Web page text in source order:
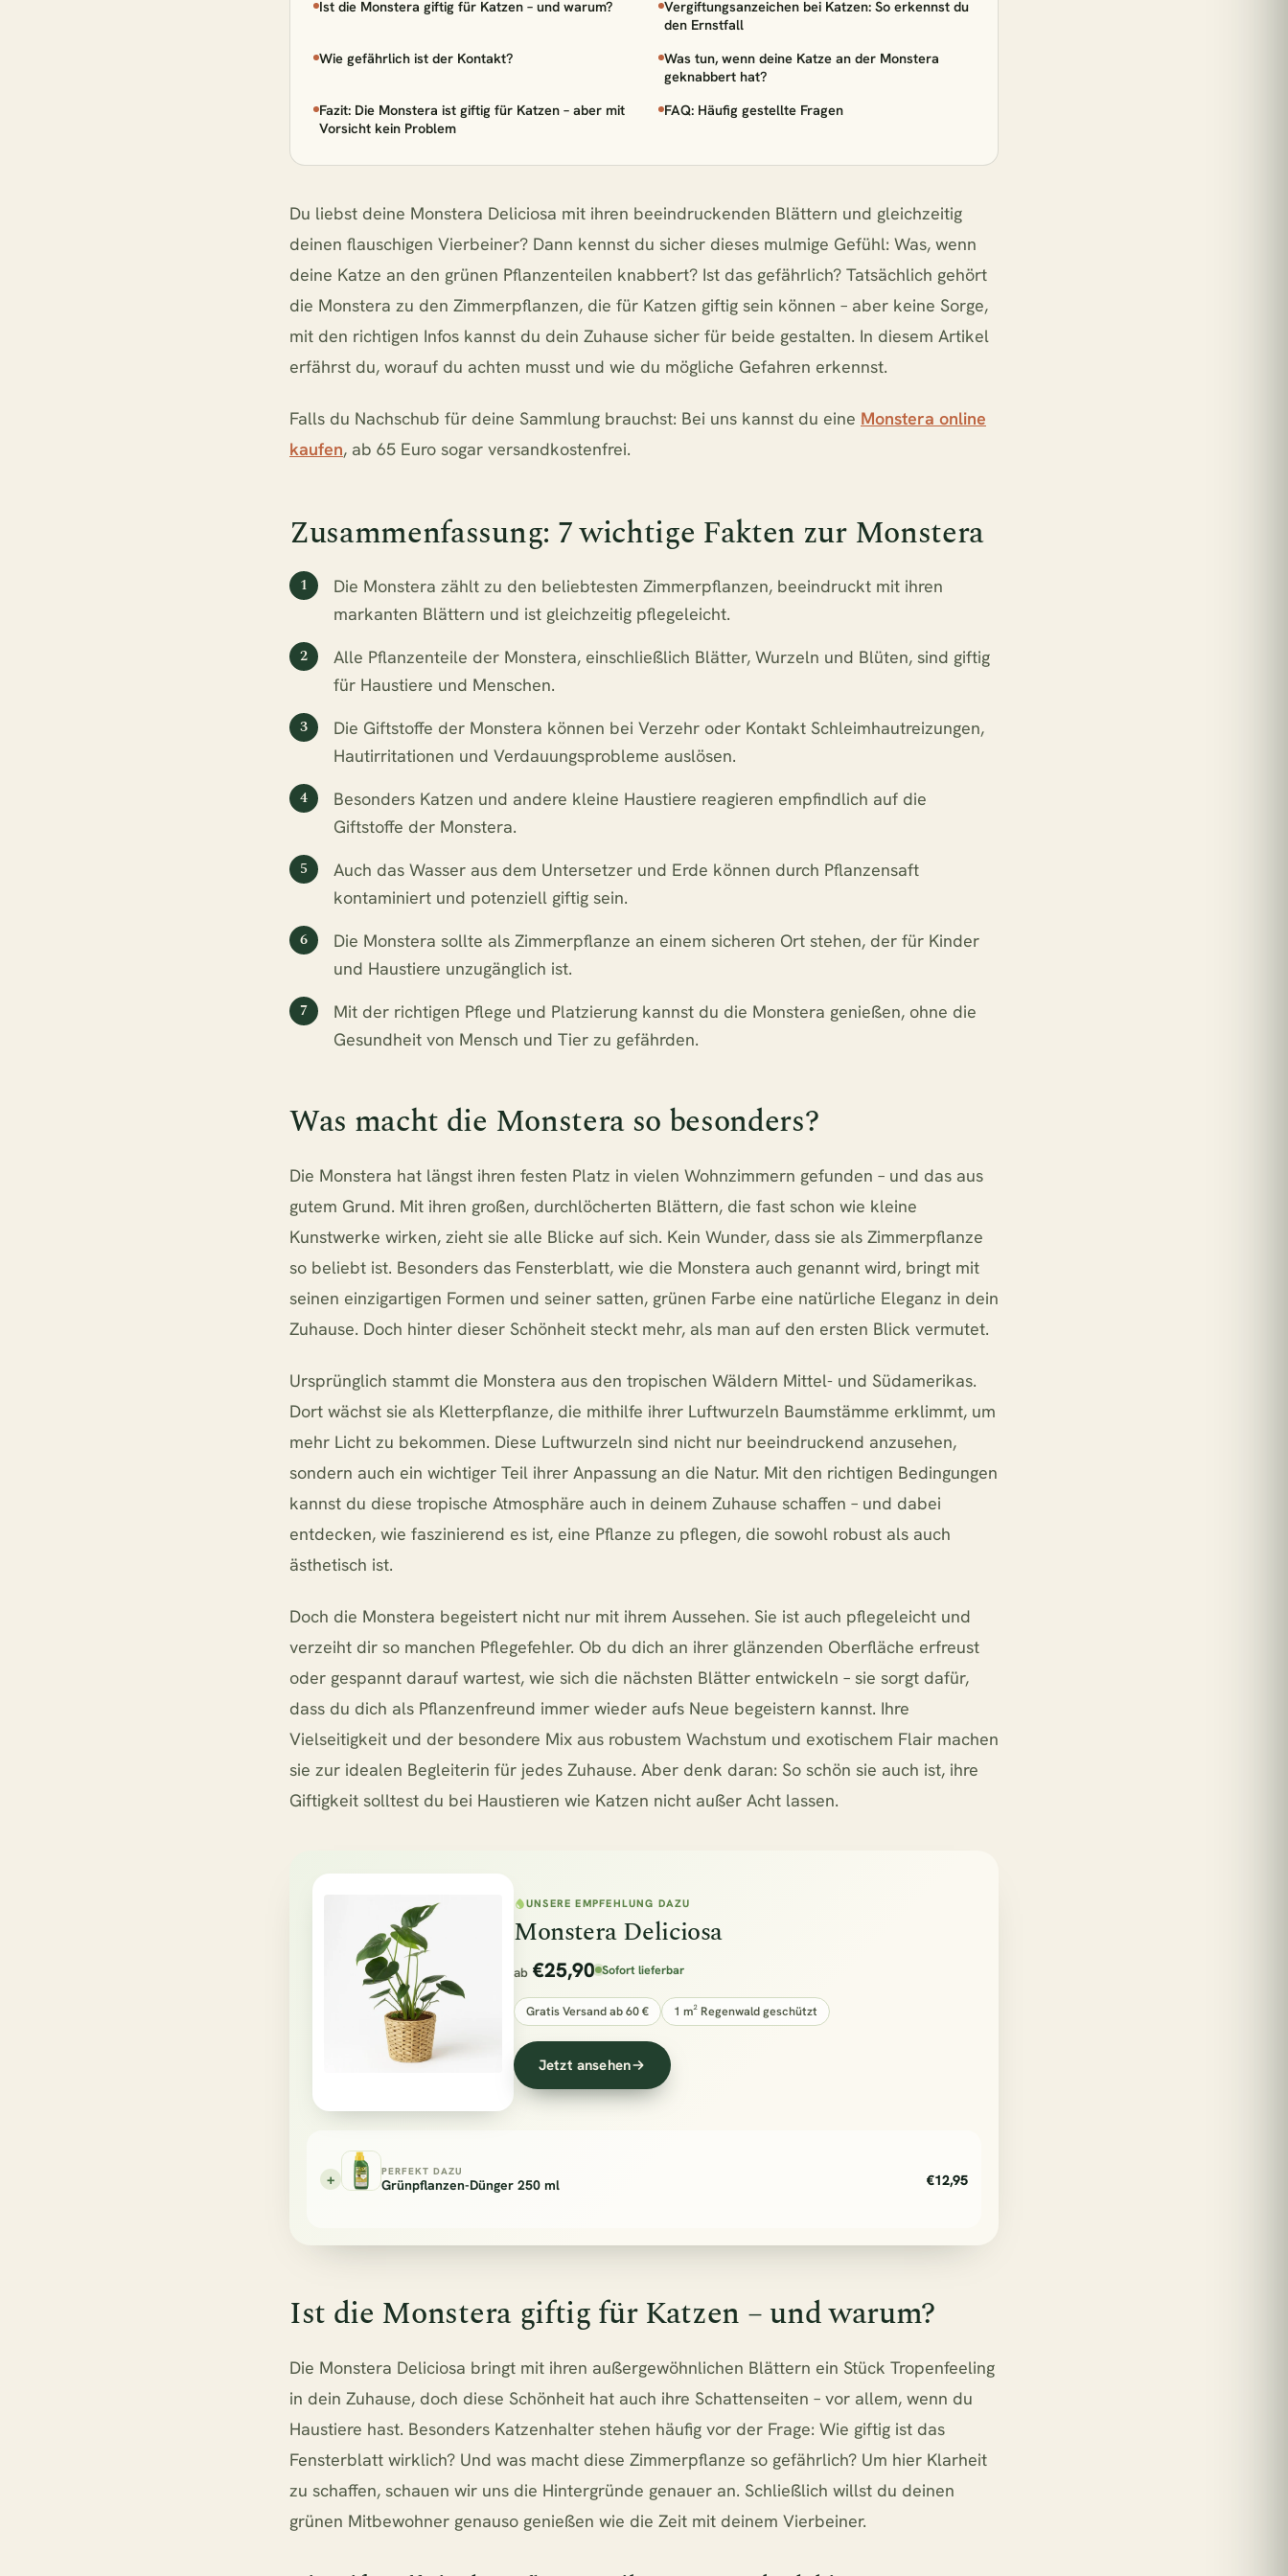
Ist die Monstera giftig für Katzen – und warum?
Vergiftungsanzeichen bei Katzen: So erkennst du
den Ernstfall
Wie gefährlich ist der Kontakt?
Was tun, wenn deine Katze an der Monstera
geknabbert hat?
Fazit: Die Monstera ist giftig für Katzen – aber mit
Vorsicht kein Problem
FAQ: Häufig gestellte Fragen
Du liebst deine Monstera Deliciosa mit ihren beeindruckenden Blättern und gleichzeitig
deinen flauschigen Vierbeiner? Dann kennst du sicher dieses mulmige Gefühl: Was, wenn
deine Katze an den grünen Pflanzenteilen knabbert? Ist das gefährlich? Tatsächlich gehört
die Monstera zu den Zimmerpflanzen, die für Katzen giftig sein können – aber keine Sorge,
mit den richtigen Infos kannst du dein Zuhause sicher für beide gestalten. In diesem Artikel
erfährst du, worauf du achten musst und wie du mögliche Gefahren erkennst.
Falls du Nachschub für deine Sammlung brauchst: Bei uns kannst du eine Monstera online
kaufen, ab 65 Euro sogar versandkostenfrei.
Zusammenfassung: 7 wichtige Fakten zur Monstera
Die Monstera zählt zu den beliebtesten Zimmerpflanzen, beeindruckt mit ihren
markanten Blättern und ist gleichzeitig pflegeleicht.
Alle Pflanzenteile der Monstera, einschließlich Blätter, Wurzeln und Blüten, sind giftig
für Haustiere und Menschen.
Die Giftstoffe der Monstera können bei Verzehr oder Kontakt Schleimhautreizungen,
Hautirritationen und Verdauungsprobleme auslösen.
Besonders Katzen und andere kleine Haustiere reagieren empfindlich auf die
Giftstoffe der Monstera.
Auch das Wasser aus dem Untersetzer und Erde können durch Pflanzensaft
kontaminiert und potenziell giftig sein.
Die Monstera sollte als Zimmerpflanze an einem sicheren Ort stehen, der für Kinder
und Haustiere unzugänglich ist.
Mit der richtigen Pflege und Platzierung kannst du die Monstera genießen, ohne die
Gesundheit von Mensch und Tier zu gefährden.
Was macht die Monstera so besonders?
Die Monstera hat längst ihren festen Platz in vielen Wohnzimmern gefunden – und das aus
gutem Grund. Mit ihren großen, durchlöcherten Blättern, die fast schon wie kleine
Kunstwerke wirken, zieht sie alle Blicke auf sich. Kein Wunder, dass sie als Zimmerpflanze
so beliebt ist. Besonders das Fensterblatt, wie die Monstera auch genannt wird, bringt mit
seinen einzigartigen Formen und seiner satten, grünen Farbe eine natürliche Eleganz in dein
Zuhause. Doch hinter dieser Schönheit steckt mehr, als man auf den ersten Blick vermutet.
Ursprünglich stammt die Monstera aus den tropischen Wäldern Mittel- und Südamerikas.
Dort wächst sie als Kletterpflanze, die mithilfe ihrer Luftwurzeln Baumstämme erklimmt, um
mehr Licht zu bekommen. Diese Luftwurzeln sind nicht nur beeindruckend anzusehen,
sondern auch ein wichtiger Teil ihrer Anpassung an die Natur. Mit den richtigen Bedingungen
kannst du diese tropische Atmosphäre auch in deinem Zuhause schaffen – und dabei
entdecken, wie faszinierend es ist, eine Pflanze zu pflegen, die sowohl robust als auch
ästhetisch ist.
Doch die Monstera begeistert nicht nur mit ihrem Aussehen. Sie ist auch pflegeleicht und
verzeiht dir so manchen Pflegefehler. Ob du dich an ihrer glänzenden Oberfläche erfreust
oder gespannt darauf wartest, wie sich die nächsten Blätter entwickeln – sie sorgt dafür,
dass du dich als Pflanzenfreund immer wieder aufs Neue begeistern kannst. Ihre
Vielseitigkeit und der besondere Mix aus robustem Wachstum und exotischem Flair machen
sie zur idealen Begleiterin für jedes Zuhause. Aber denk daran: So schön sie auch ist, ihre
Giftigkeit solltest du bei Haustieren wie Katzen nicht außer Acht lassen.
UNSERE EMPFEHLUNG DAZU
Monstera Deliciosa
ab €25,90 Sofort lieferbar
Gratis Versand ab 60 € 1 m² Regenwald geschützt
Jetzt ansehen
+ PERFEKT DAZU
Grünpflanzen-Dünger 250 ml €12,95
Ist die Monstera giftig für Katzen – und warum?
Die Monstera Deliciosa bringt mit ihren außergewöhnlichen Blättern ein Stück Tropenfeeling
in dein Zuhause, doch diese Schönheit hat auch ihre Schattenseiten – vor allem, wenn du
Haustiere hast. Besonders Katzenhalter stehen häufig vor der Frage: Wie giftig ist das
Fensterblatt wirklich? Und was macht diese Zimmerpflanze so gefährlich? Um hier Klarheit
zu schaffen, schauen wir uns die Hintergründe genauer an. Schließlich willst du deinen
grünen Mitbewohner genauso genießen wie die Zeit mit deinem Vierbeiner.
2x Kokodama Pilea Peperomiodes - 20cm €33,90
2x Pilea Peperomioides + 2x Begonia Maculata - 4 Stück - 20cm
Aglaomorpha Coronans €31,90